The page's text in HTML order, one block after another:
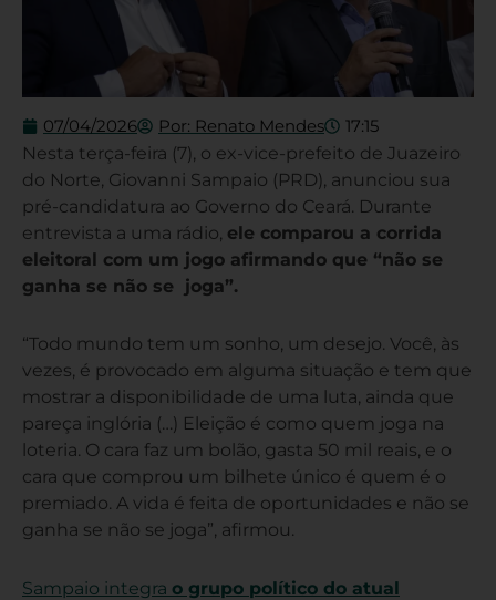
07/04/2026 Por: Renato Mendes 17:15
Nesta terça-feira (7), o ex-vice-prefeito de Juazeiro
do Norte, Giovanni Sampaio (PRD), anunciou sua
pré-candidatura ao Governo do Ceará. Durante
entrevista a uma rádio, ele comparou a corrida
eleitoral com um jogo afirmando que “não se
ganha se não se joga”.
“Todo mundo tem um sonho, um desejo. Você, às
vezes, é provocado em alguma situação e tem que
mostrar a disponibilidade de uma luta, ainda que
pareça inglória (…) Eleição é como quem joga na
loteria. O cara faz um bolão, gasta 50 mil reais, e o
cara que comprou um bilhete único é quem é o
premiado. A vida é feita de oportunidades e não se
ganha se não se joga”, afirmou.
Sampaio integra o grupo político do atual